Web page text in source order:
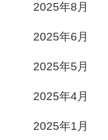
2025年8月
2025年6月
2025年5月
2025年4月
2025年1月